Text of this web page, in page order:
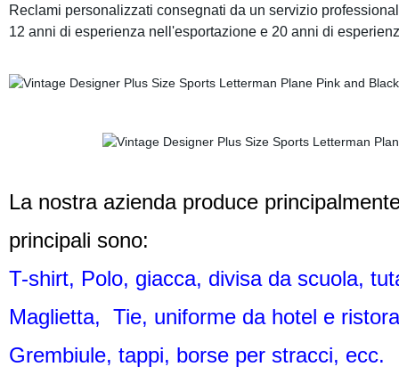
Reclami personalizzati consegnati da un servizio
12 anni di esperienza nell'esportazione e 20 anni di
La nostra azienda produce
principali sono:
T-shirt, Polo, giacca, divisa da scuola,
Maglietta, Tie, uniforme da hotel e
Grembiule, tappi, borse per stracci, ecc.